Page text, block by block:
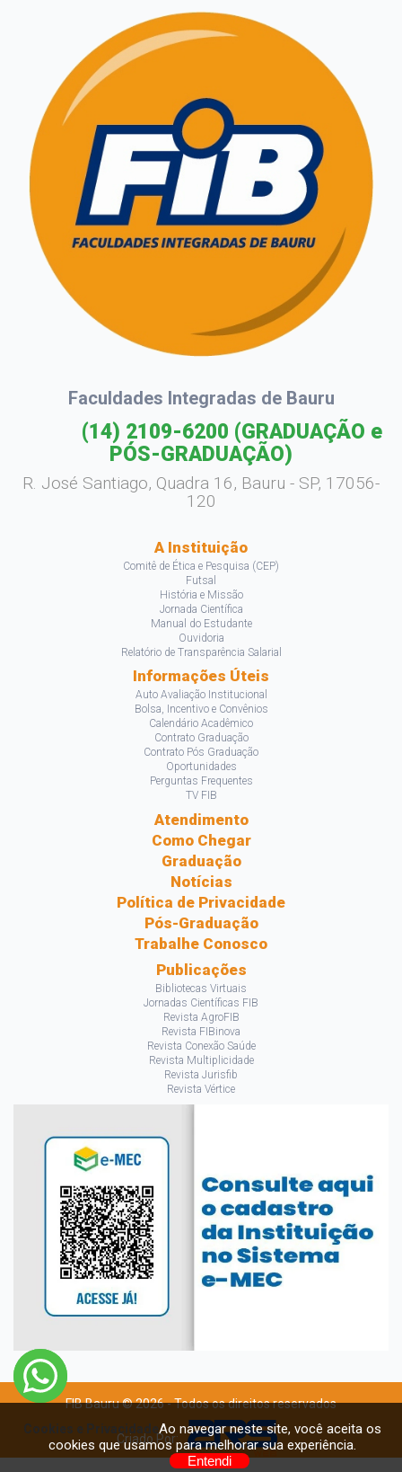
Faculdades Integradas de Bauru
(14) 2109-6200 (GRADUAÇÃO e
PÓS-GRADUAÇÃO)
R. José Santiago, Quadra 16, Bauru - SP, 17056-
120
A Instituição
Comitê de Ética e Pesquisa (CEP)
Futsal
História e Missão
Jornada Científica
Manual do Estudante
Ouvidoria
Relatório de Transparência Salarial
Informações Úteis
Auto Avaliação Institucional
Bolsa, Incentivo e Convênios
Calendário Acadêmico
Contrato Graduação
Contrato Pós Graduação
Oportunidades
Perguntas Frequentes
TV FIB
Atendimento
Como Chegar
Graduação
Notícias
Política de Privacidade
Pós-Graduação
Trabalhe Conosco
Publicações
Bibliotecas Virtuais
Jornadas Científicas FIB
Revista AgroFIB
Revista FIBinova
Revista Conexão Saúde
Revista Multiplicidade
Revista Jurisfib
Revista Vértice
FIB Bauru © 2026 - Todos os direitos reservados
Criado Por:
Cookies e PrivacidadeAo navegar neste site, você aceita os
cookies que usamos para melhorar sua experiência.
Entendi